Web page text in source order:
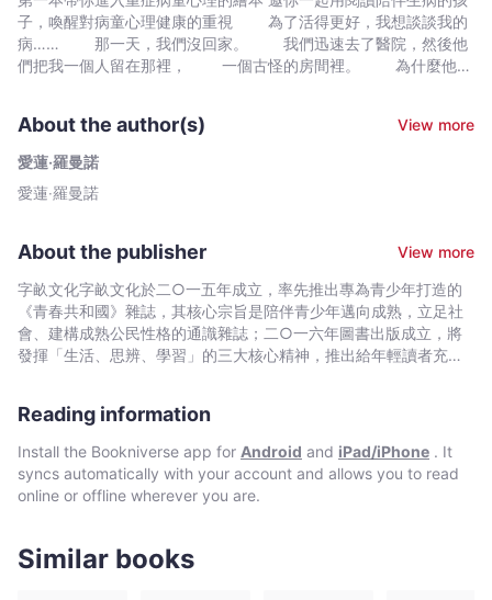
-
Bookniverse
子，喚醒對病童心理健康的重視 為了活得更好，我想談談我的
病…… 那一天，我們沒回家。 我們迅速去了醫院，然後他
們把我一個人留在那裡， 一個古怪的房間裡。 為什麼他們
但是，為了保護他，父母和醫生都不跟他解釋到底怎麼了？ 面
對大人的沉默，孩子的心裡會產生疑問，也想弄懂真相。 心理
學家兼兒童腫瘤科專家愛蓮．羅曼諾用一個簡單的故事，告訴大
人，和長期住院的病童對話，是很重要的，有助於幫助病童克服生
彩，陪伴讀者探討這個細膩的課題。 本書後面設計了兩頁空
間，讓年輕讀者畫出他們生病前,生病時與夢想中健康的自己。
還有兩頁【給家長的話】，是幫助家屬和病童溝通的重要提點。 各
界推薦 在第一線與病童並肩作戰的大人們 暖心推薦 中華
民國兒童癌症基金會 臺大兒童醫院兒童胸腔加護醫學科主任與
兒童友善醫療專案計畫召集人 呂立醫師 臺灣展臂閱讀協會理
的風景和病童內在的不安，是重症兒童走向未知療程的勇氣和溫暖
用這本書進行『對話式共讀』，以討論故事的方式鼓勵孩子說出想
法，一同認識疾病治療的過程，給予溫暖來緩解彼此內心的壓
力。」──臺灣展臂閱讀協會理事長 陳宥達醫師 「古怪房間裡
程，做一個好夥伴，找尋生命與生病的解答。」──臺大兒童醫院兒
童胸腔加護醫學科主任與兒童友善醫療專案計畫召集人 呂立醫師
About the author(s)
View more
愛蓮‧羅曼諾
愛蓮‧羅曼諾
About the publisher
View more
字畝文化字畝文化於二○一五年成立，率先推出專為青少年打造的
《青春共和國》雜誌，其核心宗旨是陪伴青少年邁向成熟，立足社
會、建構成熟公民性格的通識雜誌；二○一六年圖書出版成立，將
發揮「生活、思辨、學習」的三大核心精神，推出給年輕讀者充滿
Reading information
Install the Bookniverse app for Android and iPad/iPhone . It
syncs automatically with your account and allows you to read
online or offline wherever you are.
Similar books